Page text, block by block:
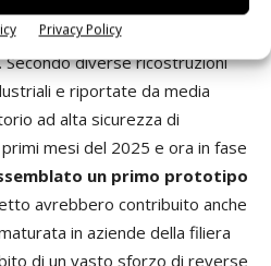
Privacy Policy
litigano sulle macchine esistenti,
decisiva la dipendenza
Secondo diverse ricostruzioni
e riportate da media
ad alta sicurezza di
mesi del 2025 e ora in fase
un primo prototipo
avrebbero contribuito anche
in aziende della filiera
di un vasto sforzo di reverse